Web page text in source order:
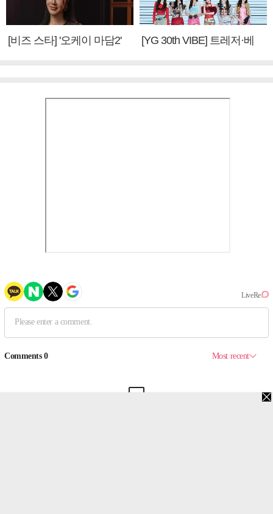
[비즈 스타] '오케이 마담2'
[YG 30th VIBE] 트레저·베